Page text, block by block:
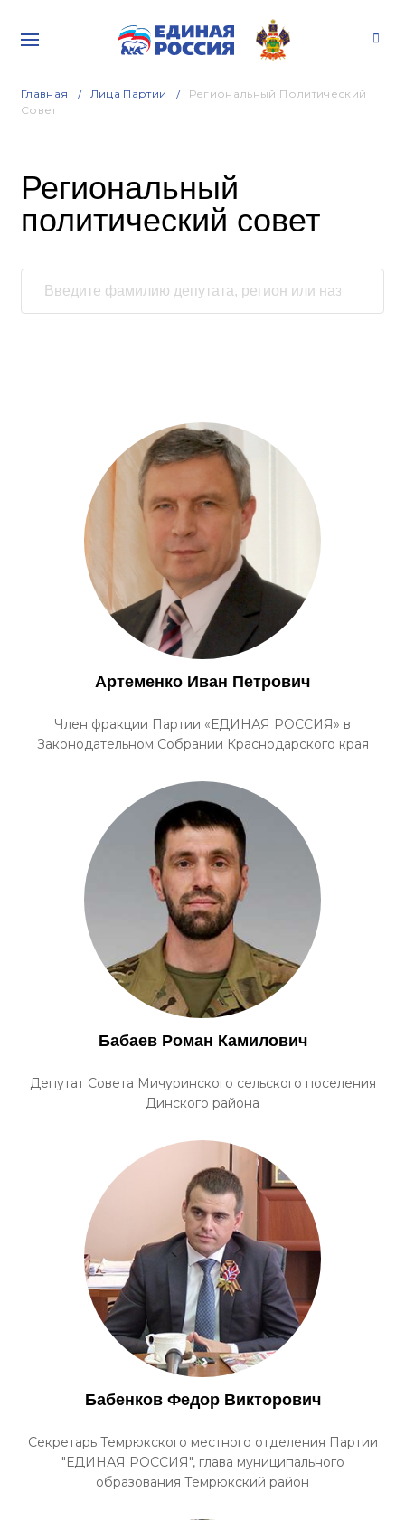
Главная Лица Партии
Региональный Политический
Совет
Региональный
политический совет
Артеменко Иван Петрович
Член фракции Партии «ЕДИНАЯ РОССИЯ» в
Законодательном Собрании Краснодарского края
Бабаев Роман Камилович
Депутат Совета Мичуринского сельского поселения
Динского района
Бабенков Федор Викторович
Секретарь Темрюкского местного отделения Партии
"ЕДИНАЯ РОССИЯ", глава муниципального
образования Темрюкский район